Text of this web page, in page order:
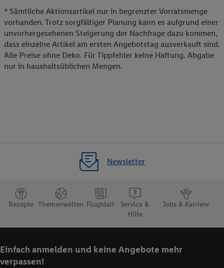
* Sämtliche Aktionsartikel nur in begrenzter Vorratsmenge
vorhanden. Trotz sorgfältiger Planung kann es aufgrund einer
unvorhergesehenen Steigerung der Nachfrage dazu kommen,
dass einzelne Artikel am ersten Angebotstag ausverkauft sind.
Alle Preise ohne Deko. Für Tippfehler keine Haftung. Abgabe
nur in haushaltsüblichen Mengen.
Newsletter
Rezepte Themenwelten Flugblatt
Service &
Hilfe
Jobs & Karriere
Einfach anmelden und keine Angebote mehr
verpassen!